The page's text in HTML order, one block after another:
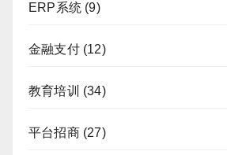
ERP系统 (9)
金融支付(12)
教育培训 (34)
平台招商(27)